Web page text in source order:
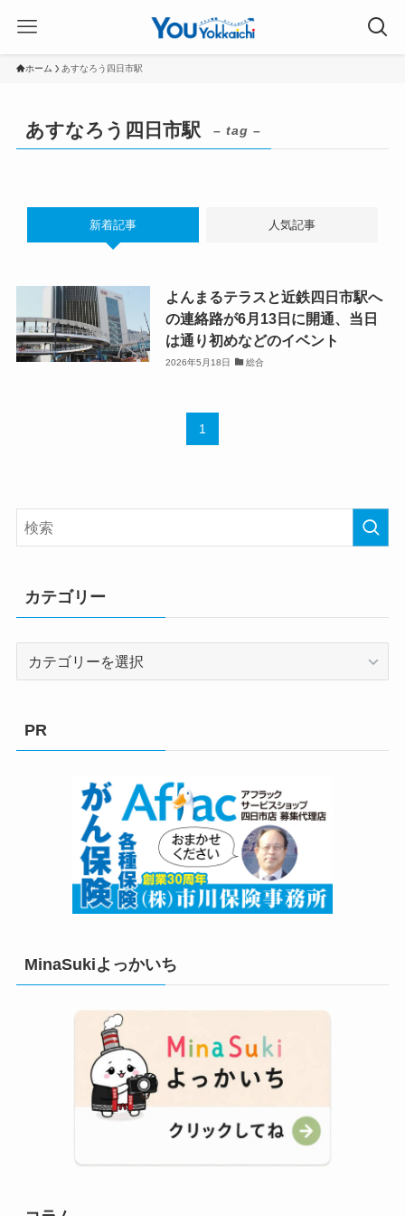
ホーム あすなろう四日市駅
あすなろう四日市駅 – tag –
新着記事 人気記事
よんまるテラスと近鉄四日市駅へ
の連絡路が6月13日に開通、当日
は通り初めなどのイベント
2026年5月18日 総合
1
カテゴリー
PR
MinaSukiよっかいち